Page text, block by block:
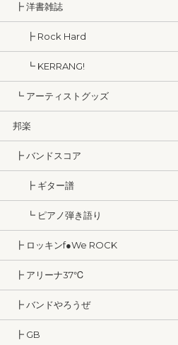
┣ 洋書雑誌
┣ Rock Hard
┗ KERRANG!
┗ アーティストグッズ
邦楽
┣ バンドスコア
┣ ギター譜
┗ ピアノ弾き語り
┣ ロッキンf●We ROCK
┣ アリーナ37℃
┣ バンドやろうぜ
┣ GB